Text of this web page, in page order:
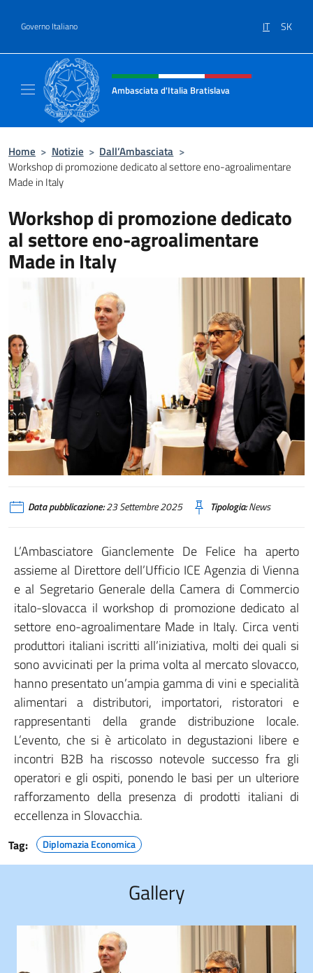
Governo Italiano IT SK
Intestazione sito, social e menù
Ambasciata d'Italia Bratislava
Home > Notizie > Dall’Ambasciata >
Workshop di promozione dedicato al settore eno-agroalimentare
Made in Italy
Workshop di promozione dedicato
al settore eno-agroalimentare
Made in Italy
Data pubblicazione:23 Settembre 2025 Tipologia:News
L’Ambasciatore Gianclemente De Felice ha aperto
assieme al Direttore dell’Ufficio ICE Agenzia di Vienna
e al Segretario Generale della Camera di Commercio
italo-slovacca il workshop di promozione dedicato al
settore eno-agroalimentare Made in Italy. Circa venti
produttori italiani iscritti all’iniziativa, molti dei quali si
sono avvicinati per la prima volta al mercato slovacco,
hanno presentato un’ampia gamma di vini e specialità
alimentari a distributori, importatori, ristoratori e
rappresentanti della grande distribuzione locale.
L’evento, che si è articolato in degustazioni libere e
incontri B2B ha riscosso notevole successo fra gli
operatori e gli ospiti, ponendo le basi per un ulteriore
rafforzamento della presenza di prodotti italiani di
eccellenza in Slovacchia.
Tag: Diplomazia Economica
Gallery